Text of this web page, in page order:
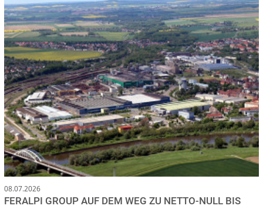
08.07.2026
FERALPI GROUP AUF DEM WEG ZU NETTO-NULL BIS